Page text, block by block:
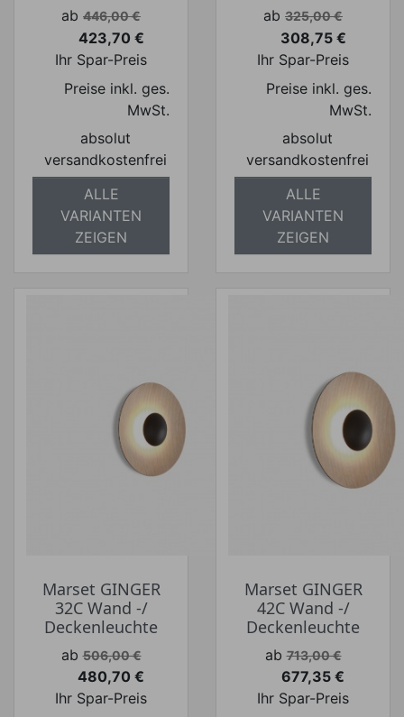
Verkaufspreis
ab 446,00 €
Preis
423,70 €
Ihr Spar-Preis
Preise inkl. ges.
MwSt.
absolut
versandkostenfrei
ALLE
VARIANTEN
ZEIGEN
Verkaufspreis
ab 325,00 €
Preis
308,75 €
Ihr Spar-Preis
Preise inkl. ges.
MwSt.
absolut
versandkostenfrei
ALLE
VARIANTEN
ZEIGEN
Marset GINGER
32C Wand -/
Deckenleuchte
Verkaufspreis
ab 506,00 €
Preis
480,70 €
Ihr Spar-Preis
Marset GINGER
42C Wand -/
Deckenleuchte
Verkaufspreis
ab 713,00 €
Preis
677,35 €
Ihr Spar-Preis